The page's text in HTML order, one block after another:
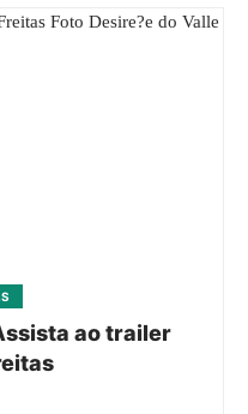
ao trailer